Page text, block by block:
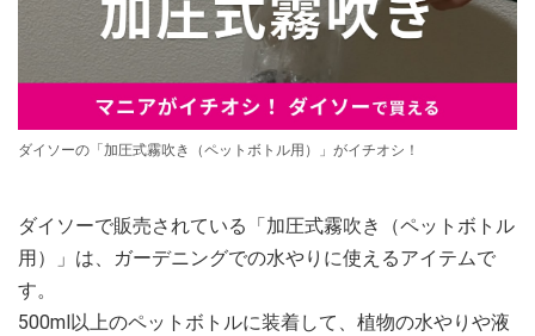
ダイソーの「加圧式霧吹き（ペットボトル用）」がイチオシ！
ダイソーで販売されている「加圧式霧吹き（ペットボトル
用）」は、ガーデニングでの水やりに使えるアイテムで
す。
500ml以上のペットボトルに装着して、植物の水やりや液